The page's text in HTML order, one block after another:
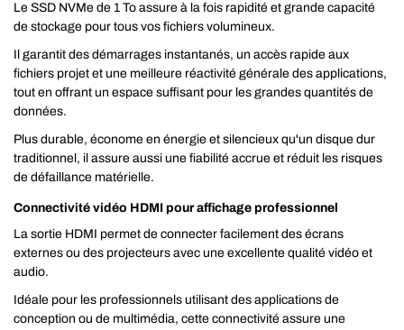
Le SSD NVMe de 1 To assure à la fois rapidité et grande capacité
de stockage pour tous vos fichiers volumineux.
Il garantit des démarrages instantanés, un accès rapide aux
fichiers projet et une meilleure réactivité générale des applications,
tout en offrant un espace suffisant pour les grandes quantités de
données.
Plus durable, économe en énergie et silencieux qu'un disque dur
traditionnel, il assure aussi une fiabilité accrue et réduit les risques
de défaillance matérielle.
Connectivité vidéo HDMI pour affichage professionnel
La sortie HDMI permet de connecter facilement des écrans
externes ou des projecteurs avec une excellente qualité vidéo et
audio.
Idéale pour les professionnels utilisant des applications de
conception ou de multimédia, cette connectivité assure une